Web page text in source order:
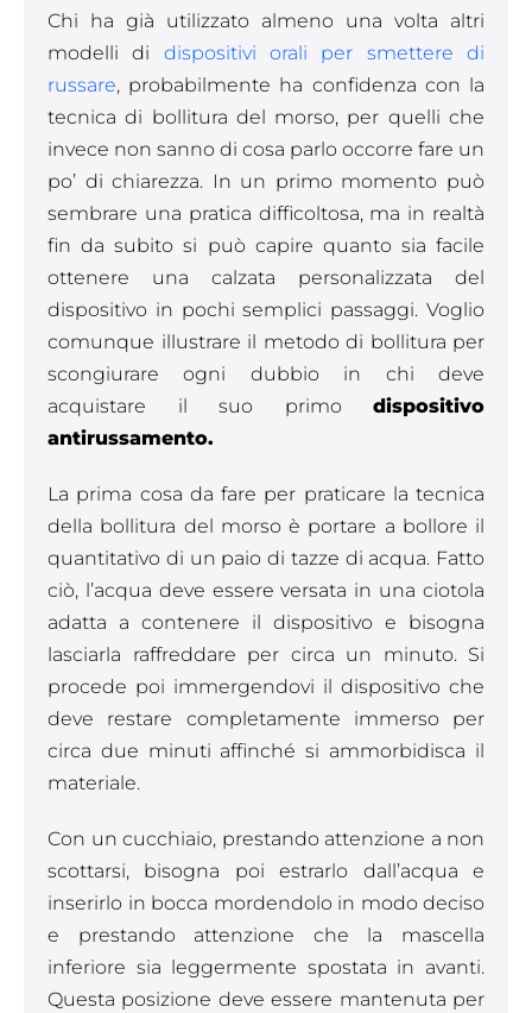
Chi ha già utilizzato almeno una volta altri
modelli di dispositivi orali per smettere di
russare, probabilmente ha confidenza con la
tecnica di bollitura del morso, per quelli che
invece non sanno di cosa parlo occorre fare un
po’ di chiarezza. In un primo momento può
sembrare una pratica difficoltosa, ma in realtà
fin da subito si può capire quanto sia facile
ottenere una calzata personalizzata del
dispositivo in pochi semplici passaggi. Voglio
comunque illustrare il metodo di bollitura per
scongiurare ogni dubbio in chi deve
acquistare il suo primo dispositivo
antirussamento.
La prima cosa da fare per praticare la tecnica
della bollitura del morso è portare a bollore il
quantitativo di un paio di tazze di acqua. Fatto
ciò, l’acqua deve essere versata in una ciotola
adatta a contenere il dispositivo e bisogna
lasciarla raffreddare per circa un minuto. Si
procede poi immergendovi il dispositivo che
deve restare completamente immerso per
circa due minuti affinché si ammorbidisca il
materiale.
Con un cucchiaio, prestando attenzione a non
scottarsi, bisogna poi estrarlo dall’acqua e
inserirlo in bocca mordendolo in modo deciso
e prestando attenzione che la mascella
inferiore sia leggermente spostata in avanti.
Questa posizione deve essere mantenuta per